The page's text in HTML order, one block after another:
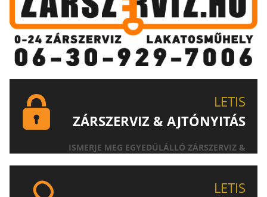
LETIS
ZÁRSZERVIZ & AJTÓNYITÁS
ISMERJE MEG EGYEDÜLÁLLÓ ZÁRSZERVIZ &
LETIS